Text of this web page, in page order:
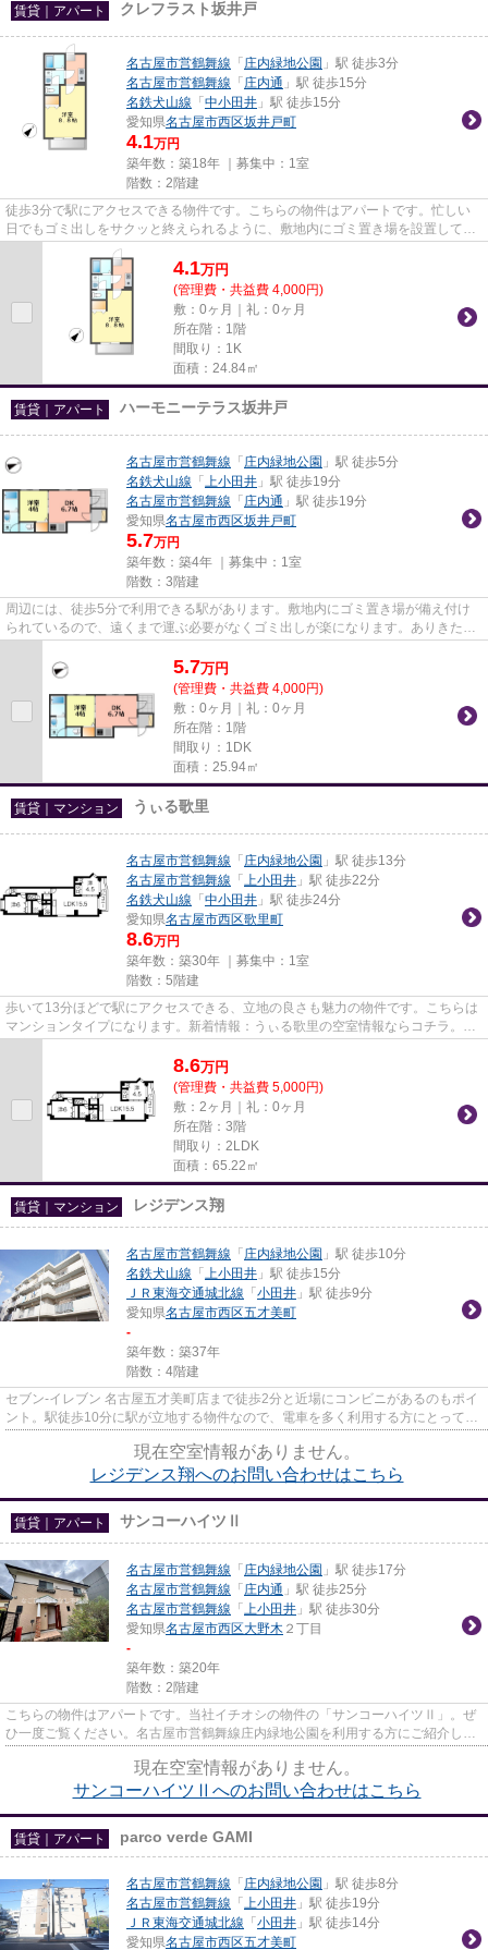
賃貸｜アパート クレフラスト坂井戸
名古屋市営鶴舞線 「 庄内緑地公園 」駅 徒歩3分
名古屋市営鶴舞線 「 庄内通 」駅 徒歩15分
名鉄犬山線 「 中小田井 」駅 徒歩15分
愛知県名古屋市西区坂井戸町
4.1万円
築年数：築18年 ｜募集中： 1室
階数：2階建
徒歩3分で駅にアクセスできる物件です。こちらの物件はアパートです。忙しい
日でもゴミ出しをサクッと終えられるように、敷地内にゴミ置き場を設置してい
ます。ぜひ一度見ていただきた...
4.1万円
(管理費・共益費 4,000円)
敷：0ヶ月｜礼：0ヶ月
所在階：1階
間取り：1K
面積：24.84㎡
賃貸｜アパート ハーモニーテラス坂井戸
名古屋市営鶴舞線 「 庄内緑地公園 」駅 徒歩5分
名鉄犬山線 「 上小田井 」駅 徒歩19分
名古屋市営鶴舞線 「 庄内通 」駅 徒歩19分
愛知県名古屋市西区坂井戸町
5.7万円
築年数：築4年 ｜募集中： 1室
階数：3階建
周辺には、徒歩5分で利用できる駅があります。敷地内にゴミ置き場が備え付け
られているので、遠くまで運ぶ必要がなくゴミ出しが楽になります。ありきたり
5.7万円
(管理費・共益費 4,000円)
敷：0ヶ月｜礼：0ヶ月
所在階：1階
間取り：1DK
面積：25.94㎡
賃貸｜マンション うぃる歌里
名古屋市営鶴舞線 「 庄内緑地公園 」駅 徒歩13分
名古屋市営鶴舞線 「 上小田井 」駅 徒歩22分
名鉄犬山線 「 中小田井 」駅 徒歩24分
愛知県名古屋市西区歌里町
8.6万円
築年数：築30年 ｜募集中： 1室
階数：5階建
歩いて13分ほどで駅にアクセスできる、立地の良さも魅力の物件です。こちらは
マンションタイプになります。新着情報：うぃる歌里の空室情報ならコチラ。な
8.6万円
(管理費・共益費 5,000円)
敷：2ヶ月｜礼：0ヶ月
所在階：3階
間取り：2LDK
面積：65.22㎡
賃貸｜マンション レジデンス翔
名古屋市営鶴舞線 「 庄内緑地公園 」駅 徒歩10分
名鉄犬山線 「 上小田井 」駅 徒歩15分
ＪＲ東海交通城北線 「 小田井 」駅 徒歩9分
愛知県名古屋市西区五才美町
-
築年数：築37年
階数：4階建
セブン‐イレブン 名古屋五才美町店まで徒歩2分と近場にコンビニがあるのもポイ
ント。駅徒歩10分に駅が立地する物件なので、電車を多く利用する方にとって便
現在空室情報がありません。
レジデンス翔へのお問い合わせはこちら
賃貸｜アパート サンコーハイツⅡ
名古屋市営鶴舞線 「 庄内緑地公園 」駅 徒歩17分
名古屋市営鶴舞線 「 庄内通 」駅 徒歩25分
名古屋市営鶴舞線 「 上小田井 」駅 徒歩30分
愛知県名古屋市西区大野木 ２丁目
-
築年数：築20年
階数：2階建
こちらの物件はアパートです。当社イチオシの物件の「サンコーハイツⅡ」。ぜ
ひ一度ご覧ください。名古屋市営鶴舞線庄内緑地公園を利用する方にご紹介した
現在空室情報がありません。
サンコーハイツⅡへのお問い合わせはこちら
賃貸｜アパート parco verde GAMI
名古屋市営鶴舞線 「 庄内緑地公園 」駅 徒歩8分
名古屋市営鶴舞線 「 上小田井 」駅 徒歩19分
ＪＲ東海交通城北線 「 小田井 」駅 徒歩14分
愛知県名古屋市西区五才美町